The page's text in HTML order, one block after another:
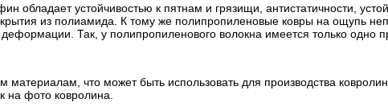
устойчивостью к пятнам и грязищи, антистатичности,
из полиамида. К тому же полипропиленовые ковры на ощупь
Так, у полипропиленового волокна имеется только
материалам, что может быть использовать для производства
на фото ковролина.